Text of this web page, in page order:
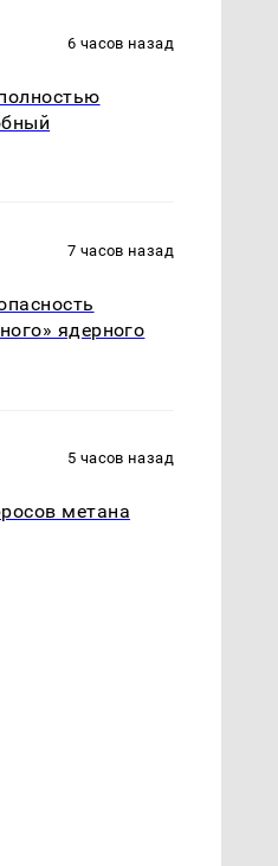
6 часов назад
7 часов назад
ядерного
5 часов назад
метана